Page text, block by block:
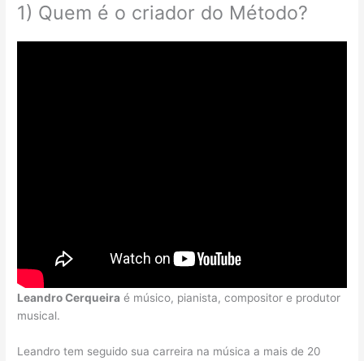
1) Quem é o criador do Método?
Leandro Cerqueira é músico, pianista, compositor e produtor
musical.
Leandro tem seguido sua carreira na música a mais de 20